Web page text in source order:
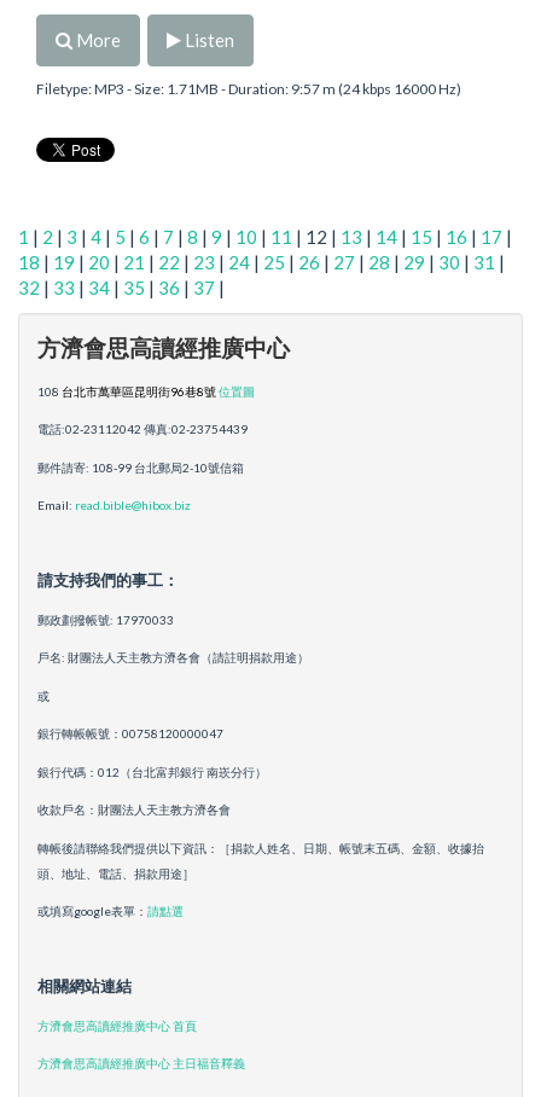
More Listen
Filetype: MP3 - Size: 1.71MB - Duration: 9:57 m (24 kbps 16000 Hz)
1 | 2 | 3 | 4 | 5 | 6 | 7 | 8 | 9 | 10 | 11 | 12 | 13 | 14 | 15 | 16 | 17 |
18 | 19 | 20 | 21 | 22 | 23 | 24 | 25 | 26 | 27 | 28 | 29 | 30 | 31 |
32 | 33 | 34 | 35 | 36 | 37 |
方濟會思高讀經推廣中心
108 台北市萬華區昆明街96巷8號位置圖
電話:02-23112042 傳真:02-23754439
郵件請寄: 108-99 台北郵局2-10號信箱
Email: read.bible@hibox.biz
請支持我們的事工：
郵政劃撥帳號: 17970033
戶名: 財團法人天主教方濟各會（請註明捐款用途）
或
銀行轉帳帳號：00758120000047
銀行代碼：012（台北富邦銀行 南崁分行）
收款戶名：財團法人天主教方濟各會
轉帳後請聯絡我們提供以下資訊：［捐款人姓名、日期、帳號末五碼、金額、收據抬
頭、地址、電話、捐款用途］
或填寫google表單： 請點選
相關網站連結
方濟會思高讀經推廣中心 首頁
方濟會思高讀經推廣中心 主日福音釋義